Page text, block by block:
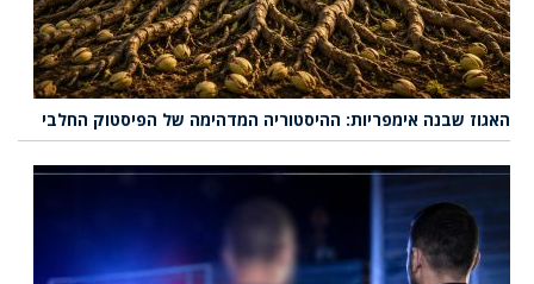
האגוז שבנה אימפריות: ההיסטוריה המדהימה של הפיסטוק החלבי